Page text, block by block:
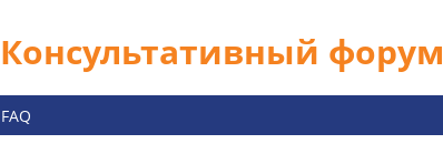
Консультативный форум
FAQ